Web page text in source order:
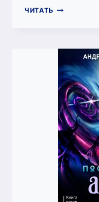
ЧИТАТЬ ЗАЩИТНИК-